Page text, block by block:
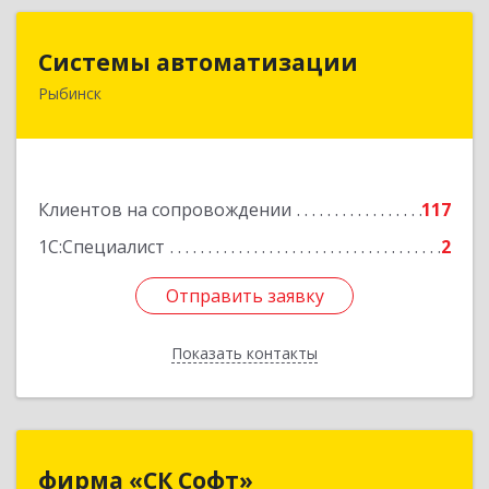
Системы автоматизации
Рыбинск
Клиентов на сопровождении
117
1С:Специалист
2
Отправить заявку
Показать контакты
152934, Ярославская обл, Рыбинский р-н,
Отправить заявку
Назад
фирма «СК Софт»